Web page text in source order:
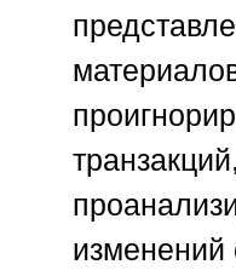
изменений